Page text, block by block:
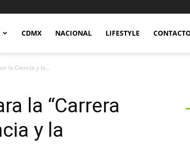
CDMX NACIONAL LIFESTYLE
la Ciencia y la...
la “Carrera
y la